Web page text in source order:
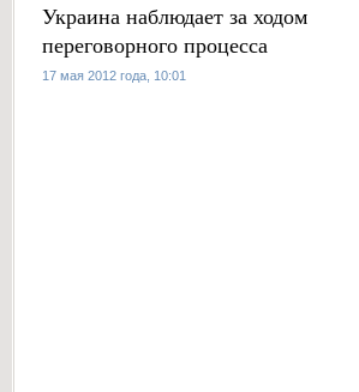
Украина наблюдает за ходом
переговорного процесса
17 мая 2012 года, 10:01